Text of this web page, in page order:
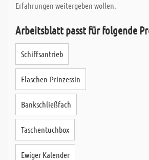
Erfahrungen weitergeben wollen.
Arbeitsblatt passt für folgende
Schiffsantrieb
Flaschen-Prinzessin
Bankschließfach
Taschentuchbox
Ewiger Kalender